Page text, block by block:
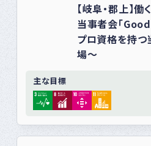
【岐阜・郡上】
当事者会「
プロ資格を持
場～
主な目標